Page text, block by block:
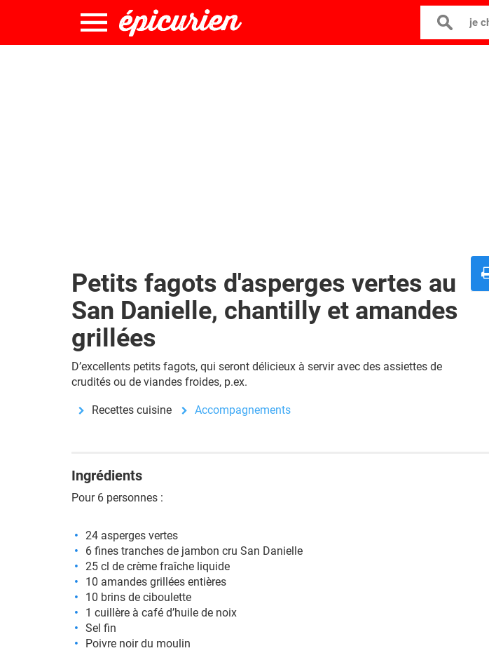
je
Petits fagots d'asperges vertes au
San Danielle, chantilly et amandes
grillées
D’excellents petits fagots, qui seront délicieux à servir avec des assiettes de
crudités ou de viandes froides, p.ex.
Recettes cuisine Accompagnements
Ingrédients
Pour 6 personnes :
24 asperges vertes
6 fines tranches de jambon cru San Danielle
25 cl de crème fraîche liquide
10 amandes grillées entières
10 brins de ciboulette
1 cuillère à café d’huile de noix
Sel fin
Poivre noir du moulin